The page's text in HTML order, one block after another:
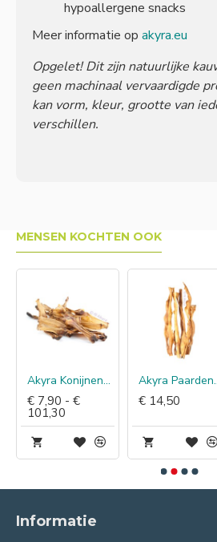
hypoallergene snacks
Meer informatie op akyra.eu
Opgelet! Dit zijn natuurlijke
geen machinaal vervaardigde
kan vorm, kleur, grootte van
verschillen.
MENSEN KOCHTEN OOK
Akyra Konijnenoren
€ 7,90 - €
101,30
Akyra
€ 14,50
Informatie